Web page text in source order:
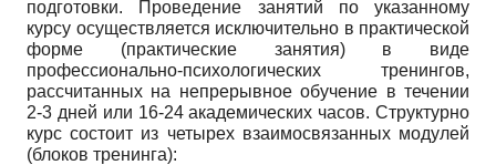
подготовки. Проведение занятий по указанному
курсу осуществляется исключительно в практической
форме (практические занятия) в виде
профессионально-психологических тренингов,
рассчитанных на непрерывное обучение в течении
2-3 дней или 16-24 академических часов. Структурно
курс состоит из четырех взаимосвязанных модулей
(блоков тренинга):